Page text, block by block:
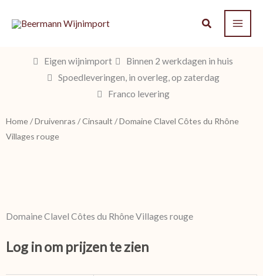
naar
Eigen wijnimport
Binnen 2 werkdagen in huis
Spoedleveringen, in overleg, op zaterdag
Franco levering
Home/Druivenras /Cinsault / Domaine Clavel Côtes du Rhône
Villages rouge
Domaine Clavel Côtes du Rhône Villages rouge
Log in om prijzen te zien